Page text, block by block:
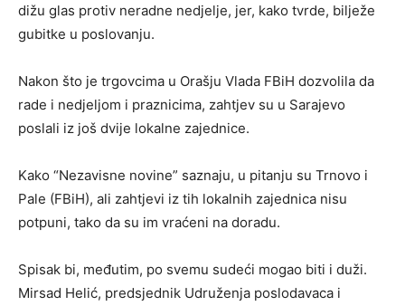
dižu glas protiv neradne nedjelje, jer, kako tvrde, bilježe
gubitke u poslovanju.
Nakon što je trgovcima u Orašju Vlada FBiH dozvolila da
rade i nedjeljom i praznicima, zahtjev su u Sarajevo
poslali iz još dvije lokalne zajednice.
Kako “Nezavisne novine” saznaju, u pitanju su Trnovo i
Pale (FBiH), ali zahtjevi iz tih lokalnih zajednica nisu
potpuni, tako da su im vraćeni na doradu.
Spisak bi, međutim, po svemu sudeći mogao biti i duži.
Mirsad Helić, predsjednik Udruženja poslodavaca i